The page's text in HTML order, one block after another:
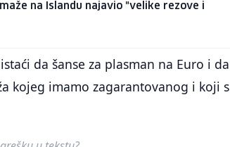
na Islandu najavio "velike rezove i
da šanse za plasman na Euro i
kojeg imamo zagarantovanog i koji